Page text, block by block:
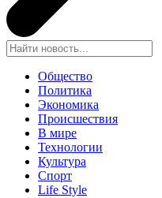
Общество
Политика
Экономика
Происшествия
В мире
Технологии
Культура
Спорт
Life Style